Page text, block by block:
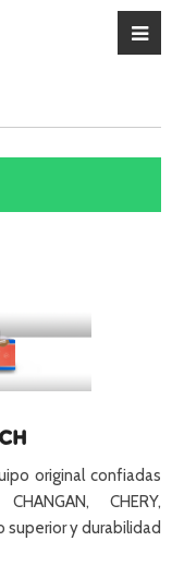
original confiadas
CHERY,
superior y durabilidad